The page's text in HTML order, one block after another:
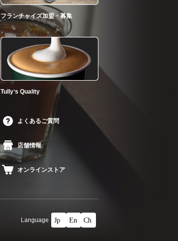
フランチャイズ加盟・募集
Tullyʼs Quality
よくあるご質問
店舗情報
オンラインストア
Language